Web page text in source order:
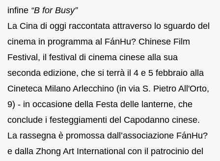
infine “B for Busy”
La Cina di oggi raccontata attraverso lo sguardo del
cinema in programma al FánHu? Chinese Film
Festival, il festival di cinema cinese alla sua
seconda edizione, che si terrà il 4 e 5 febbraio alla
Cineteca Milano Arlecchino (in via S. Pietro All'Orto,
9) - in occasione della Festa delle lanterne, che
conclude i festeggiamenti del Capodanno cinese.
La rassegna è promossa dall’associazione FánHu?
e dalla Zhong Art International con il patrocinio del